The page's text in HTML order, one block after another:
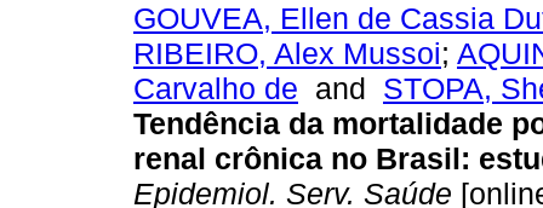
GOUVEA, Ellen de Cassia
RIBEIRO, Alex Mussoi;
Carvalho de and STOPA,
Tendência da mortalidade
renal crônica no Brasil:
Epidemiol. Serv. Saúde